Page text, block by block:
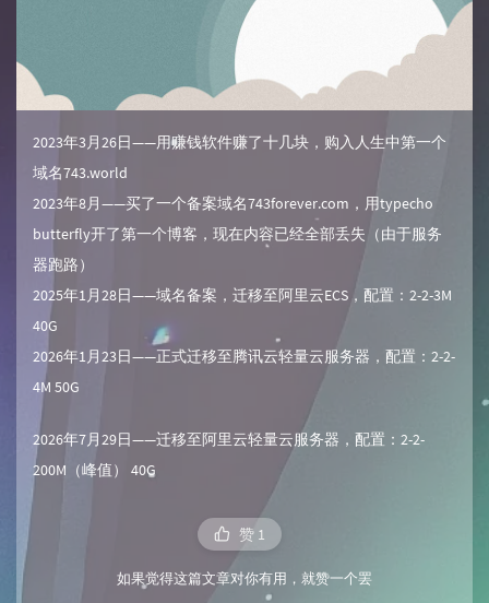
2023年3月26日——用赚钱软件赚了十几块，购入人生中第一个
域名743.world
2023年8月——买了一个备案域名743forever.com，用typecho
butterfly开了第一个博客，现在内容已经全部丢失（由于服务
器跑路）
2025年1月28日——域名备案，迁移至阿里云ECS，配置：2-2-3M
40G
2026年1月23日——正式迁移至腾讯云轻量云服务器，配置：2-2-
4M 50G
2026年7月29日——迁移至阿里云轻量云服务器，配置：2-2-
200M（峰值） 40G
赞 1
如果觉得这篇文章对你有用，就赞一个罢